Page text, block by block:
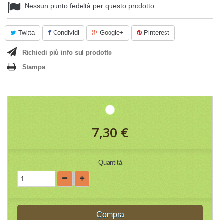
Nessun punto fedeltà per questo prodotto.
Twitta Condividi Google+ Pinterest
Richiedi più info sul prodotto
Stampa
7,30 €
Quantità
Compra